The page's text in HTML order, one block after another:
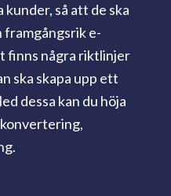
kunder, så att de ska
framgångsrik e-
finns några riktlinjer
ska skapa upp ett
dessa kan du höja